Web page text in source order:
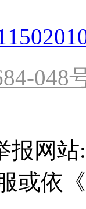
048
网站
或依